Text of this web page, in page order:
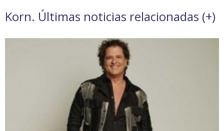
Korn. Últimas noticias relacionadas (+)